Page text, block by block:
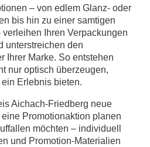
– von edlem Glanz- oder
bis hin zu einer samtigen
Ihren Verpackungen
unterstreichen den
Ihrer Marke. So entstehen
nur optisch überzeugen,
Erlebnis bieten.
Aichach-Friedberg neue
Promotionaktion planen
möchten – individuell
und Promotion-Materialien